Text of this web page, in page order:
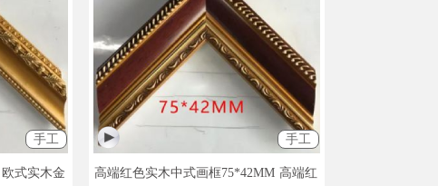
手工
欧式实木金
手工
高端红色实木中式画框75*42MM 高端红